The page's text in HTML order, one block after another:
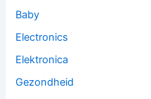
Baby
Electronics
Elektronica
Gezondheid